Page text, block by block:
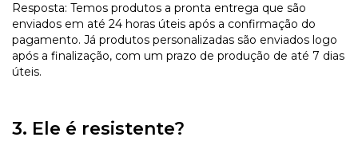
Resposta: Temos produtos a pronta entrega que são
enviados em até 24 horas úteis após a confirmação do
pagamento. Já produtos personalizadas são enviados logo
após a finalização, com um prazo de produção de até 7 dias
úteis.
3. Ele é resistente?